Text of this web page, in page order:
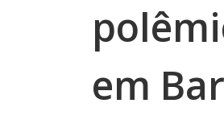
em